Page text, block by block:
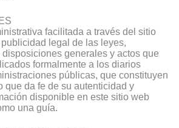
facilitada a través del sitio
legal de las leyes,
generales y actos que
formalmente a los diarios
públicas, que constituyen
que da fe de su autenticidad y
disponible en este sitio web
una guía.